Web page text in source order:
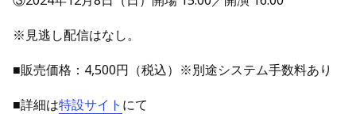
※見逃し配信はなし。
■販売価格：4,500円（税込）※別途システム手数料あり
■詳細は特設サイト にて